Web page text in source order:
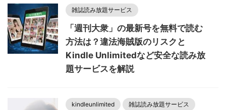
雑誌読み放題サービス
「週刊大衆」の最新号を無料で読む
方法は？違法海賊版のリスクと
Kindle Unlimitedなど安全な読み放
題サービスを解説
kindleunlimited 雑誌読み放題サービス